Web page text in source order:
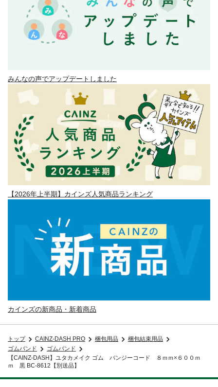
みんなの声でアップデートしました
【2026年上半期】カインズ人気商品ランキング
カインズの新商品・新着商品
トップ CAINZ-DASH PRO 梱包用品
梱包結束用品
ゴムバンド
ゴムバンド
【CAINZ-DASH】ユタカメイク ゴム バンジーコード ８ｍｍ×６００ｍ
ｍ 黒 BC-8612【別送品】